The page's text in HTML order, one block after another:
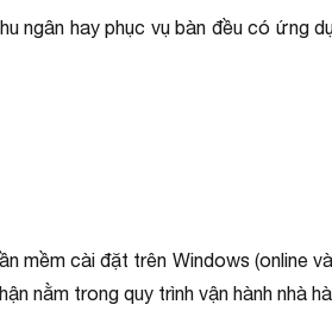
ngân hay phục vụ bàn đều có ứng
mềm cài đặt trên Windows (online
nằm trong quy trình vận hành nhà